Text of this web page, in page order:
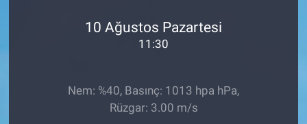
10 Ağustos Pazartesi
11:30
Nem: %40, Basınç: 1013 hpa hPa,
Rüzgar: 3.00 m/s